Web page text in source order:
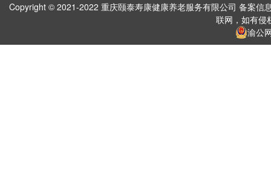
Copyright © 2021-2022 重庆颐泰寿康健康养老服务有限公司 备案信
联网，如有侵
渝公